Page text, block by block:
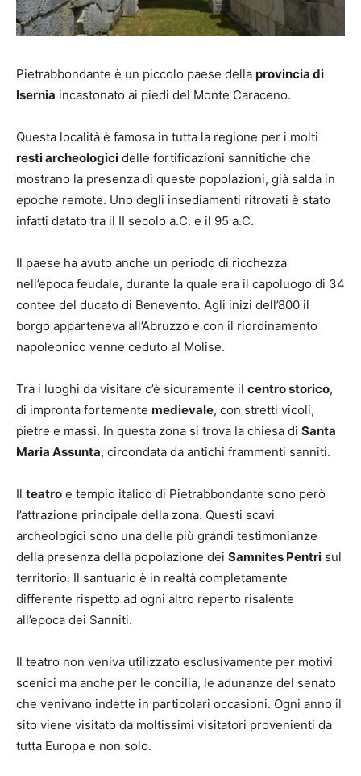
Pietrabbondante è un piccolo paese della provincia di
Isernia incastonato ai piedi del Monte Caraceno.
Questa località è famosa in tutta la regione per i molti
resti archeologici delle fortificazioni sannitiche che
mostrano la presenza di queste popolazioni, già salda in
epoche remote. Uno degli insediamenti ritrovati è stato
infatti datato tra il II secolo a.C. e il 95 a.C.
Il paese ha avuto anche un periodo di ricchezza
nell’epoca feudale, durante la quale era il capoluogo di 34
contee del ducato di Benevento. Agli inizi dell’800 il
borgo apparteneva all’Abruzzo e con il riordinamento
napoleonico venne ceduto al Molise.
Tra i luoghi da visitare c’è sicuramente il centro storico,
di impronta fortemente medievale, con stretti vicoli,
pietre e massi. In questa zona si trova la chiesa di Santa
Maria Assunta, circondata da antichi frammenti sanniti.
Il teatro e tempio italico di Pietrabbondante sono però
l’attrazione principale della zona. Questi scavi
archeologici sono una delle più grandi testimonianze
della presenza della popolazione dei Samnites Pentri sul
territorio. Il santuario è in realtà completamente
differente rispetto ad ogni altro reperto risalente
all’epoca dei Sanniti.
Il teatro non veniva utilizzato esclusivamente per motivi
scenici ma anche per le concilia, le adunanze del senato
che venivano indette in particolari occasioni. Ogni anno il
sito viene visitato da moltissimi visitatori provenienti da
tutta Europa e non solo.